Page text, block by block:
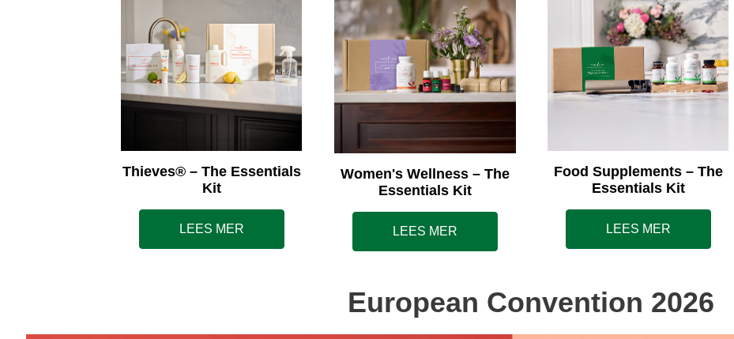
Thieves® – The Essentials
Kit
LEES MER
Women's Wellness – The
Essentials Kit
LEES MER
Food Supplements – The
Essentials Kit
LEES MER
European Convention 2026